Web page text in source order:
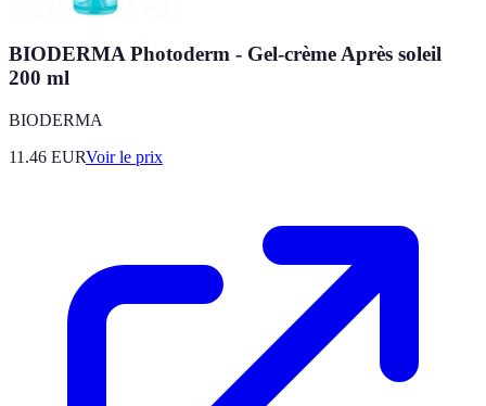
BIODERMA Photoderm - Gel-crème Après soleil
200 ml
BIODERMA
11.46 EURVoir le prix